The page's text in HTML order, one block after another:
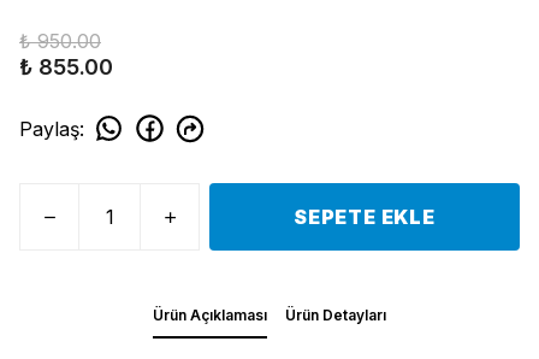
₺ 950.00
₺ 855.00
Paylaş:
SEPETE EKLE
Ürün Açıklaması Ürün Detayları